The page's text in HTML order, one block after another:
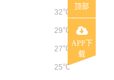
32℃
29℃
27℃
25℃
顶部
APP下
载